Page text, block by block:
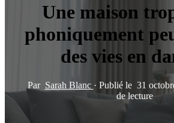
Une maison
phoniquement
des vies en
Par Sarah Blanc · Publié le 31
de lecture